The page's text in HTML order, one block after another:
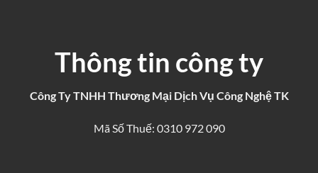
Thông tin công ty
Công Ty TNHH Thương Mại Dịch Vụ Công Nghệ TK
Mã Số Thuế: 0310 972 090